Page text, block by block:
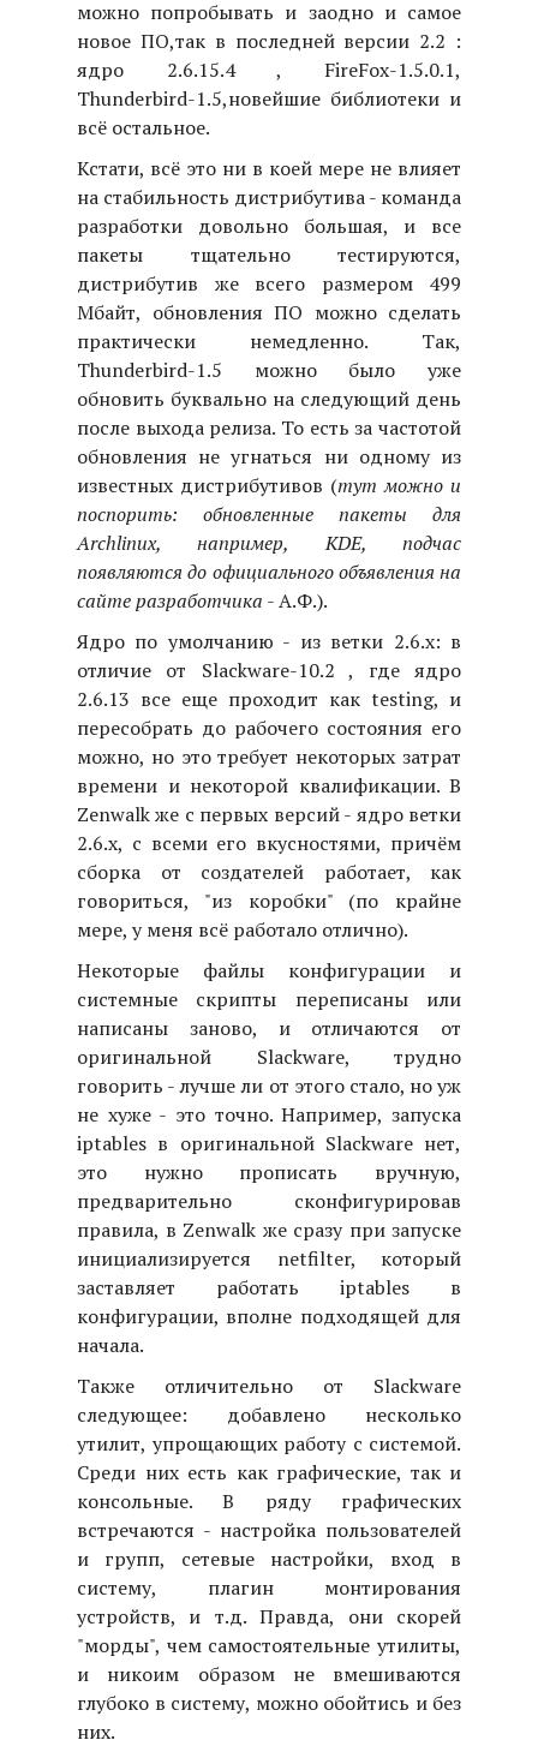
можно попробывать и заодно и самое
новое ПО,так в последней версии 2.2 :
ядро 2.6.15.4 , FireFox-1.5.0.1,
Thunderbird-1.5,новейшие библиотеки и
всё остальное.
Кстати, всё это ни в коей мере не влияет
на стабильность дистрибутива - команда
разработки довольно большая, и все
пакеты тщательно тестируются,
дистрибутив же всего размером 499
Мбайт, обновления ПО можно сделать
практически немедленно. Так,
Thunderbird-1.5 можно было уже
обновить буквально на следующий день
после выхода релиза. То есть за частотой
обновления не угнаться ни одному из
известных дистрибутивов (тут можно и
поспорить: обновленные пакеты для
Archlinux, например, KDE, подчас
появляются до официального объявления на
сайте разработчика - А.Ф.).
Ядро по умолчанию - из ветки 2.6.x: в
отличие от Slackware-10.2 , где ядро
2.6.13 все еще проходит как testing, и
пересобрать до рабочего состояния его
можно, но это требует некоторых затрат
времени и некоторой квалификации. В
Zenwalk же с первых версий - ядро ветки
2.6.x, с всеми его вкусностями, причём
сборка от создателей работает, как
говориться, "из коробки" (по крайне
мере, у меня всё работало отлично).
Некоторые файлы конфигурации и
системные скрипты переписаны или
написаны заново, и отличаются от
оригинальной Slackware, трудно
говорить - лучше ли от этого стало, но уж
не хуже - это точно. Например, запуска
iptables в оригинальной Slackware нет,
это нужно прописать вручную,
предварительно сконфигурировав
правила, в Zenwalk же сразу при запуске
инициализируется netfilter, который
заставляет работать iptables в
конфигурации, вполне подходящей для
начала.
Также отличительно от Slackware
следующее: добавлено несколько
утилит, упрощающих работу с системой.
Среди них есть как графические, так и
консольные. В ряду графических
встречаются - настройка пользователей
и групп, сетевые настройки, вход в
систему, плагин монтирования
устройств, и т.д. Правда, они скорей
"морды", чем самостоятельные утилиты,
и никоим образом не вмешиваются
глубоко в систему, можно обойтись и без
них.